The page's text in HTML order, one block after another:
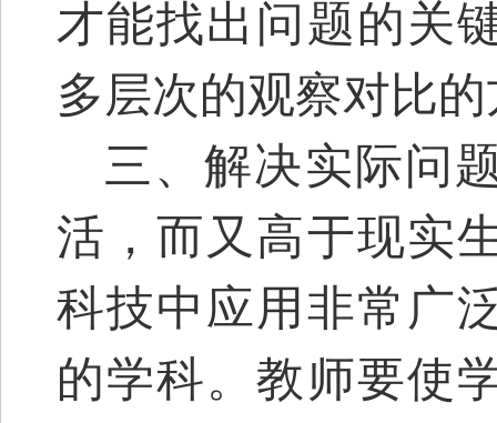
才能找出问题的关
多层次的观察对比
三、解决实际问
活，而又高于现实
科技中应用非常广
的学科。教师要使